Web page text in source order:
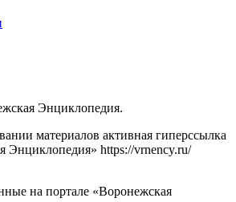
Энциклопедия.
материалов активная гиперссылка
Энциклопедия» https://vrnency.ru/
на портале «Воронежская